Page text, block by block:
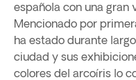
española con una gran
Mencionado por
ha estado durante
ciudad y sus
colores del arcoíris lo